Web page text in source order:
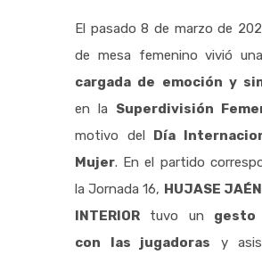
El pasado 8 de marzo de
de mesa femenino vivió una
cargada de emoción y
en la Superdivisión
motivo del Día
Mujer. En el partido
la Jornada 16, HUJASE
INTERIOR tuvo un gesto
con las jugadoras y